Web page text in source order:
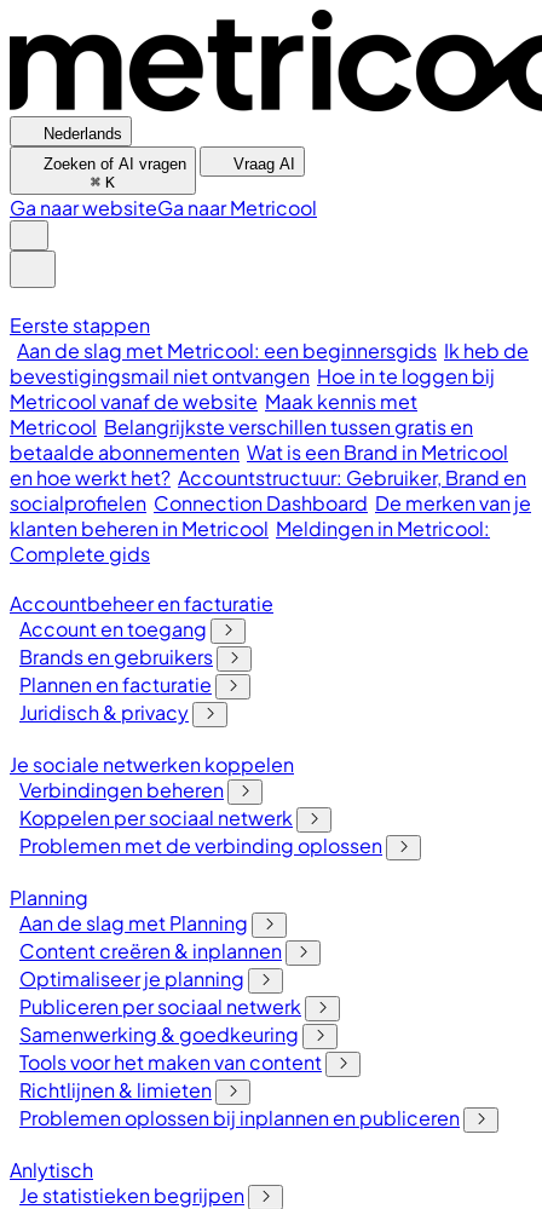
Nederlands
Zoeken of AI vragen
⌘ K
Vraag AI
Ga naar websiteGa naar Metricool
Eerste stappen
Aan de slag met Metricool: een beginnersgids Ik heb de
bevestigingsmail niet ontvangen Hoe in te loggen bij
Metricool vanaf de website Maak kennis met
Metricool Belangrijkste verschillen tussen gratis en
betaalde abonnementen Wat is een Brand in Metricool
en hoe werkt het? Accountstructuur: Gebruiker, Brand en
socialprofielen Connection Dashboard De merken van je
klanten beheren in Metricool Meldingen in Metricool:
Complete gids
Accountbeheer en facturatie
Account en toegang
Brands en gebruikers
Plannen en facturatie
Juridisch & privacy
Je sociale netwerken koppelen
Verbindingen beheren
Koppelen per sociaal netwerk
Problemen met de verbinding oplossen
Planning
Aan de slag met Planning
Content creëren & inplannen
Optimaliseer je planning
Publiceren per sociaal netwerk
Samenwerking & goedkeuring
Tools voor het maken van content
Richtlijnen & limieten
Problemen oplossen bij inplannen en publiceren
Anlytisch
Je statistieken begrijpen